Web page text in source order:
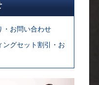
・お問い合わせ
ングセット割引・お